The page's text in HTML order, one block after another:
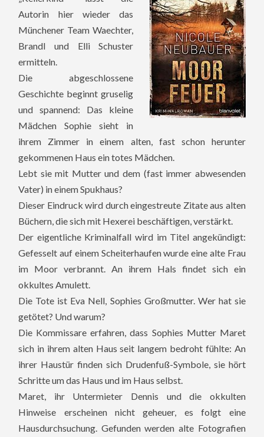
Autorin hier wieder das
Münchener Team Waechter,
Brandl und Elli Schuster
ermitteln.
Die abgeschlossene
Geschichte beginnt gruselig
und spannend: Das kleine
Mädchen Sophie sieht in
ihrem Zimmer in einem alten, fast schon herunter
gekommenen Haus ein totes Mädchen.
Lebt sie mit Mutter und dem (fast immer abwesenden
Vater) in einem Spukhaus?
Dieser Eindruck wird durch eingestreute Zitate aus alten
Büchern, die sich mit Hexerei beschäftigen, verstärkt.
Der eigentliche Kriminalfall wird im Titel angekündigt:
Gefesselt auf einem Scheiterhaufen wurde eine alte Frau
im Moor verbrannt. An ihrem Hals findet sich ein
okkultes Amulett.
Die Tote ist Eva Nell, Sophies Großmutter. Wer hat sie
getötet? Und warum?
Die Kommissare erfahren, dass Sophies Mutter Maret
sich in ihrem alten Haus seit langem bedroht fühlte: An
ihrer Haustür finden sich Drudenfuß-Symbole, sie hört
Schritte um das Haus und im Haus selbst.
Maret, ihr Untermieter Dennis und die okkulten
Hinweise erscheinen nicht geheuer, es folgt eine
Hausdurchsuchung. Gefunden werden alte Fotografien